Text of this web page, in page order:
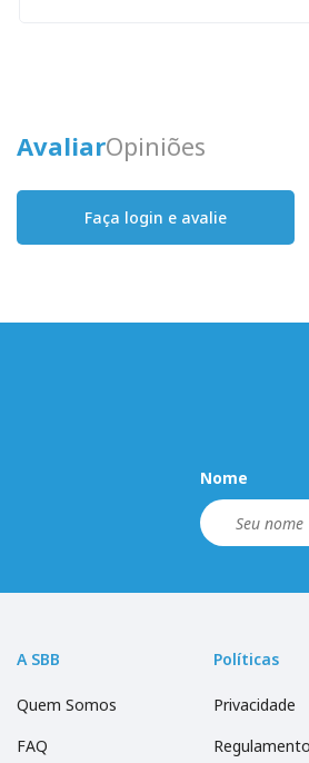
AvaliarOpiniões
Faça login e avalie
Nome
A SBB
Quem Somos
FAQ
Políticas
Privacidade